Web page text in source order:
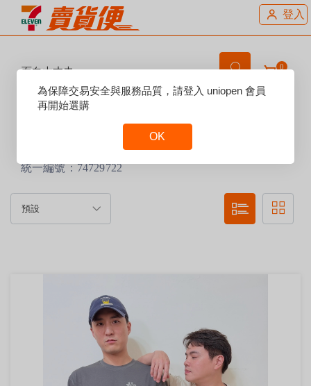
登入
面白大丈夫 0
賣場說明：
統一編號：74729722
Reset
Focus
為保障交易安全與服務品質，請登入 uniopen 會員
再開始選購
OK
Focus